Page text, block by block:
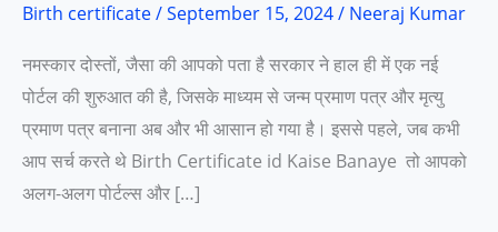
Birth certificate/September 15, 2024/ Neeraj Kumar
नमस्कार दोस्तों, जैसा की आपको पता है सरकार ने हाल ही में एक नई
पोर्टल की शुरुआत की है, जिसके माध्यम से जन्म प्रमाण पत्र और मृत्यु
प्रमाण पत्र बनाना अब और भी आसान हो गया है। इससे पहले, जब कभी
आप सर्च करते थे Birth Certificate id Kaise Banaye तो आपको
अलग-अलग पोर्टल्स और […]